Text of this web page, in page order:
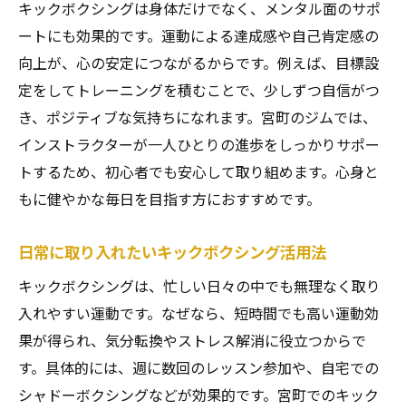
キックボクシングは身体だけでなく、メンタル面のサポ
ートにも効果的です。運動による達成感や自己肯定感の
向上が、心の安定につながるからです。例えば、目標設
定をしてトレーニングを積むことで、少しずつ自信がつ
き、ポジティブな気持ちになれます。宮町のジムでは、
インストラクターが一人ひとりの進歩をしっかりサポー
トするため、初心者でも安心して取り組めます。心身と
もに健やかな毎日を目指す方におすすめです。
日常に取り入れたいキックボクシング活用法
キックボクシングは、忙しい日々の中でも無理なく取り
入れやすい運動です。なぜなら、短時間でも高い運動効
果が得られ、気分転換やストレス解消に役立つからで
す。具体的には、週に数回のレッスン参加や、自宅での
シャドーボクシングなどが効果的です。宮町でのキック